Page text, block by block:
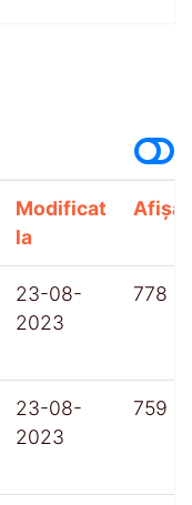
Modificat
la
23-08-
2023
778
23-08-
2023
759